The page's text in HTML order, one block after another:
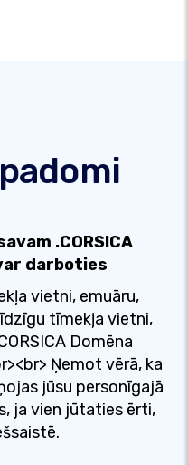
.CORSICA
darboties
vietni, emuāru,
tīmekļa vietni,
Domēna
Ņemot vērā, ka
jūsu personīgajā
ja vien jūtaties ērti,